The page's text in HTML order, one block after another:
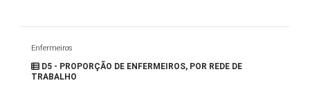
Enfermeiros
D5 - PROPORÇÃO DE ENFERMEIROS, POR REDE DE
TRABALHO